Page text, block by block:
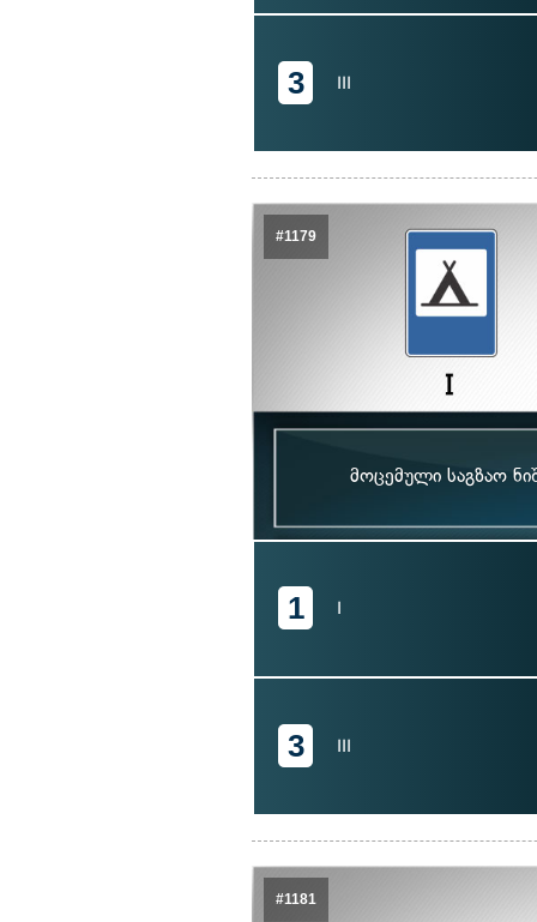
3 III
#1179
მოცემული საგზაო
1 I
3 III
#1181